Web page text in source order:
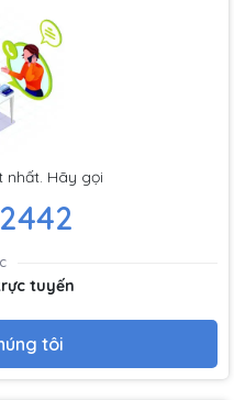
nhất. Hãy gọi
tuyến
tôi